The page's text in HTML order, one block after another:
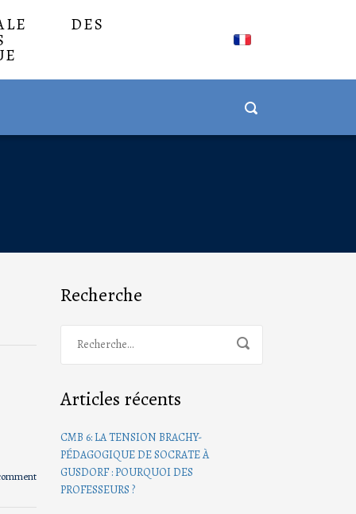
DES
Recherche
Articles récents
CMB 6: LA TENSION BRACHY-
PÉDAGOGIQUE DE SOCRATE À
GUSDORF : POURQUOI DES
PROFESSEURS ?